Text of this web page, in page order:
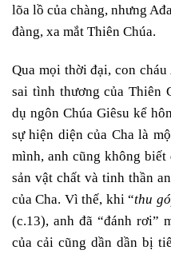
lõa lồ của chàng, nhưng
đàng, xa mắt Thiên Chúa.
Qua mọi thời đại, con
sai tình thương của Thiên
dụ ngôn Chúa Giêsu kể
sự hiện diện của Cha là
mình, anh cũng không
sản vật chất và tinh thần
của Cha. Vì thế, khi “thu
(c.13), anh đã “đánh rơi”
của cải cũng dần dần bị